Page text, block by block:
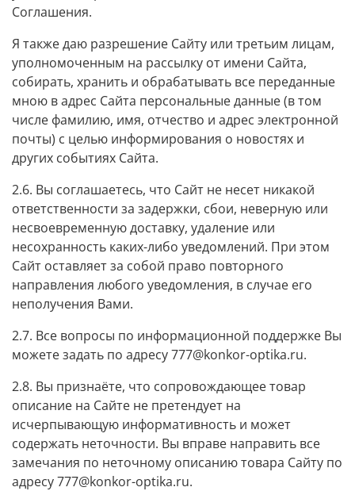
Соглашения.
Я также даю разрешение Сайту или третьим лицам,
уполномоченным на рассылку от имени Сайта,
собирать, хранить и обрабатывать все переданные
мною в адрес Сайта персональные данные (в том
числе фамилию, имя, отчество и адрес электронной
почты) с целью информирования о новостях и
других событиях Сайта.
2.6. Вы соглашаетесь, что Сайт не несет никакой
ответственности за задержки, сбои, неверную или
несвоевременную доставку, удаление или
несохранность каких-либо уведомлений. При этом
Сайт оставляет за собой право повторного
направления любого уведомления, в случае его
неполучения Вами.
2.7. Все вопросы по информационной поддержке Вы
можете задать по адресу 777@konkor-optika.ru.
2.8. Вы признаёте, что сопровождающее товар
описание на Сайте не претендует на
исчерпывающую информативность и может
содержать неточности. Вы вправе направить все
замечания по неточному описанию товара Сайту по
адресу 777@konkor-optika.ru.